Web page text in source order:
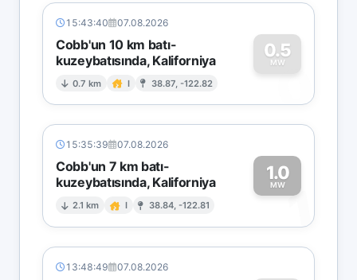
15:43:40 07.08.2026
Cobb'un 10 km batı-
kuzeybatısında, Kaliforniya
0.7 km I 38.87, -122.82
0.5
MW
0
15:35:39 07.08.2026
Cobb'un 7 km batı-
kuzeybatısında, Kaliforniya
2.1 km I 38.84, -122.81
1.0
MW1
13:48:49 07.08.2026